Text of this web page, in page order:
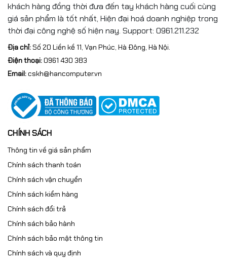
khách hàng đồng thời đưa đến tay khách hàng cuối cùng
giá sản phẩm là tốt nhất, Hiện đại hoá doanh nghiệp trong
thời đại công nghệ số hiện nay. Support: 0961.211.232
Địa chỉ:Số 20 Liền kề 11, Vạn Phúc, Hà Đông, Hà Nội.
Điện thoại:0961 430 383
Email:cskh@hancomputer.vn
CHÍNH SÁCH
Thông tin về giá sản phẩm
Chính sách thanh toán
Chính sách vận chuyển
Chính sách kiểm hàng
Chính sách đổi trả
Chính sách bảo hành
Chính sách bảo mật thông tin
Chính sách và quy định